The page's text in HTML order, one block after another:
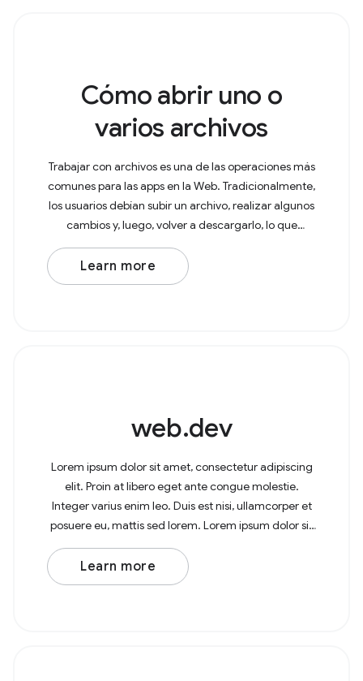
Cómo abrir uno o
varios archivos
Trabajar con archivos es una de las operaciones más
comunes para las apps en la Web. Tradicionalmente,
los usuarios debían subir un archivo, realizar algunos
cambios y, luego, volver a descargarlo, lo que
generaba una copia en la carpeta
Learn more
web.dev
Lorem ipsum dolor sit amet, consectetur adipiscing
elit. Proin at libero eget ante congue molestie.
Integer varius enim leo. Duis est nisi, ullamcorper et
posuere eu, mattis sed lorem. Lorem ipsum dolor sit
amet, consectetur adipiscing elit. In at
Learn more